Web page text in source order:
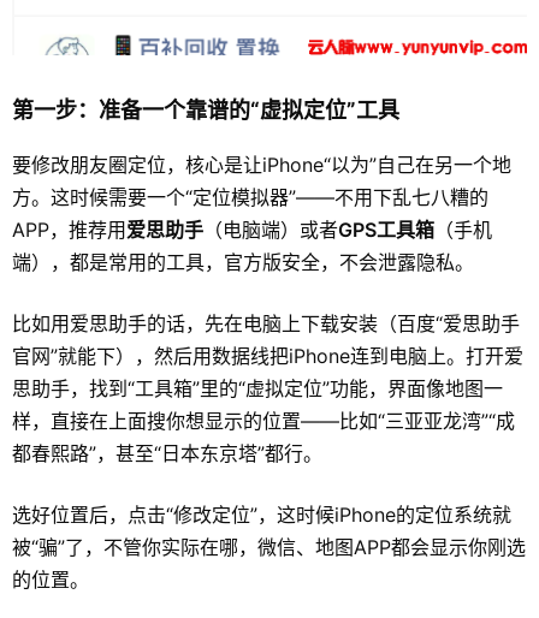
第一步：准备一个靠谱的“虚拟定位”工具
要修改朋友圈定位，核心是让iPhone“以为”自己在另一个地
方。这时候需要一个“定位模拟器”——不用下乱七八糟的
APP，推荐用 爱思助手 （电脑端）或者GPS工具箱 （手机
端），都是常用的工具，官方版安全，不会泄露隐私。
比如用爱思助手的话，先在电脑上下载安装（百度“爱思助手
官网”就能下），然后用数据线把iPhone连到电脑上。打开爱
思助手，找到“工具箱”里的“虚拟定位”功能，界面像地图一
样，直接在上面搜你想显示的位置——比如“三亚亚龙湾”“成
都春熙路”，甚至“日本东京塔”都行。
选好位置后，点击“修改定位”，这时候iPhone的定位系统就
被“骗”了，不管你实际在哪，微信、地图APP都会显示你刚选
的位置。